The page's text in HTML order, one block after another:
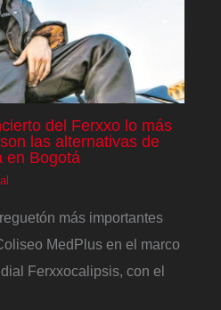
del Ferxxo lo más
las alternativas de
en Bogotá
más importantes
MedPlus en el marco
Ferxxocalipsis, con el